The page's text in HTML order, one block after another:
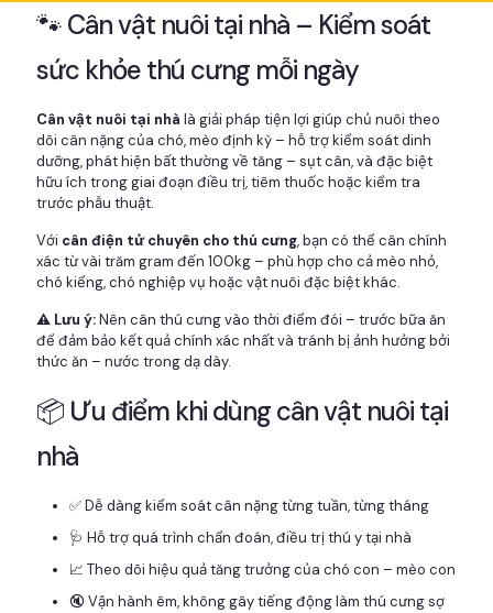
🐾 Cân vật nuôi tại nhà – Kiểm soát
sức khỏe thú cưng mỗi ngày
Cân vật nuôi tại nhà là giải pháp tiện lợi giúp chủ nuôi theo
dõi cân nặng của chó, mèo định kỳ – hỗ trợ kiểm soát dinh
dưỡng, phát hiện bất thường về tăng – sụt cân, và đặc biệt
hữu ích trong giai đoạn điều trị, tiêm thuốc hoặc kiểm tra
trước phẫu thuật.
Với cân điện tử chuyên cho thú cưng, bạn có thể cân chính
xác từ vài trăm gram đến 100kg – phù hợp cho cả mèo nhỏ,
chó kiểng, chó nghiệp vụ hoặc vật nuôi đặc biệt khác.
⚠️ Lưu ý:Nên cân thú cưng vào thời điểm đói – trước bữa ăn
để đảm bảo kết quả chính xác nhất và tránh bị ảnh hưởng bởi
thức ăn – nước trong dạ dày.
📦 Ưu điểm khi dùng cân vật nuôi tại
nhà
✅ Dễ dàng kiểm soát cân nặng từng tuần, từng tháng
🩺 Hỗ trợ quá trình chẩn đoán, điều trị thú y tại nhà
📈 Theo dõi hiệu quả tăng trưởng của chó con – mèo con
🔇 Vận hành êm, không gây tiếng động làm thú cưng sợ